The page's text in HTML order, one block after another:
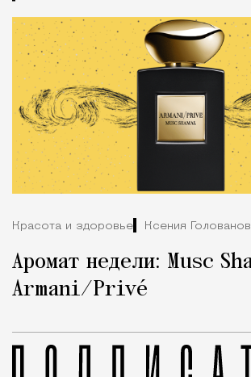
Красота и здоровье Ксения
Аромат недели: Musc
Armani/Privé